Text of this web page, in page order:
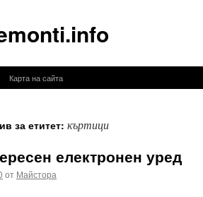
Карта на сайта
за етитет: къртици
електронен уред
от Майстора